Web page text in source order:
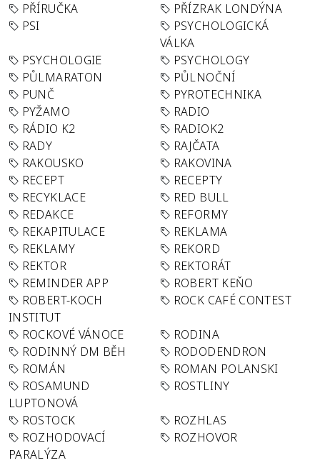
PŘÍRUČKA
PŘÍZRAK LONDÝNA
PSI
PSYCHOLOGICKÁ
VÁLKA
PSYCHOLOGIE
PSYCHOLOGY
PŮLMARATON
PŮLNOČNÍ
PUNČ
PYROTECHNIKA
PYŽAMO
RADIO
RÁDIO K2
RADIOK2
RADY
RAJČATA
RAKOUSKO
RAKOVINA
RECEPT
RECEPTY
RECYKLACE
RED BULL
REDAKCE
REFORMY
REKAPITULACE
REKLAMA
REKLAMY
REKORD
REKTOR
REKTORÁT
REMINDER APP
ROBERT KEŇO
ROBERT-KOCH
INSTITUT
ROCK CAFÉ CONTEST
ROCKOVÉ VÁNOCE
RODINA
RODINNÝ DM BĚH
RODODENDRON
ROMÁN
ROMAN POLANSKI
ROSAMUND
LUPTONOVÁ
ROSTLINY
ROSTOCK
ROZHLAS
ROZHODOVACÍ
PARALÝZA
ROZHOVOR